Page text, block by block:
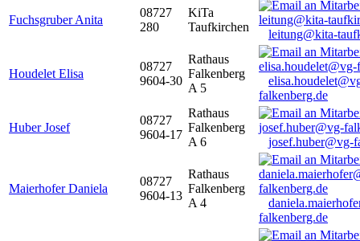
Fuchsgruber Anita
08727
280
KiTa
Taufkirchen
leitung@kita-
Houdelet Elisa
08727
9604-30
Rathaus
Falkenberg
A 5
falkenberg.de
Huber Josef
08727
9604-17
Rathaus
Falkenberg
A 6
josef.huber@vg-
Maierhofer Daniela
08727
9604-13
Rathaus
Falkenberg
A 4
falkenberg.de